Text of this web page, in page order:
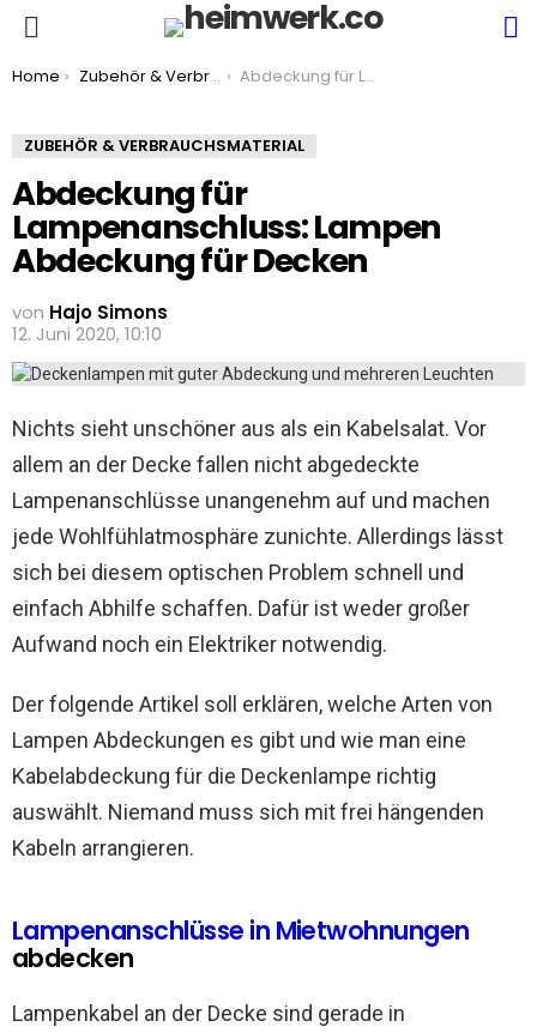
You are here:
Home Zubehör & Verbrauchsmaterial Abdeckung für Lampenanschluss: Lampen Abdeckung für Decken
ZUBEHÖR & VERBRAUCHSMATERIAL
Abdeckung für
Lampenanschluss: Lampen
Abdeckung für Decken
von Hajo Simons
12. Juni 2020, 10:10
Nichts sieht unschöner aus als ein Kabelsalat. Vor
allem an der Decke fallen nicht abgedeckte
Lampenanschlüsse unangenehm auf und machen
jede Wohlfühlatmosphäre zunichte. Allerdings lässt
sich bei diesem optischen Problem schnell und
einfach Abhilfe schaffen. Dafür ist weder großer
Aufwand noch ein Elektriker notwendig.
Der folgende Artikel soll erklären, welche Arten von
Lampen Abdeckungen es gibt und wie man eine
Kabelabdeckung für die Deckenlampe richtig
auswählt. Niemand muss sich mit frei hängenden
Kabeln arrangieren.
Lampenanschlüsse in Mietwohnungen
abdecken
Lampenkabel an der Decke sind gerade in